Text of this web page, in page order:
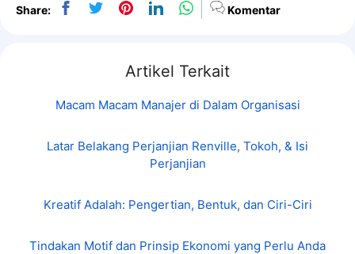
Share: Komentar
Artikel Terkait
Macam Macam Manajer di Dalam Organisasi
Latar Belakang Perjanjian Renville, Tokoh, & Isi
Perjanjian
Kreatif Adalah: Pengertian, Bentuk, dan Ciri-Ciri
Tindakan Motif dan Prinsip Ekonomi yang Perlu Anda